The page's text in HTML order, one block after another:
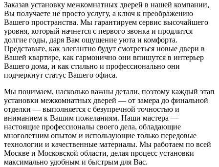
Заказав установку межкомнатных дверей в нашей компании,
Вы получаете не просто услугу, а ключ к преображению
Вашего пространства. Мы гарантируем сервис высочайшего
уровня, который начнется с первого звонка и продлится
долгие годы, даря Вам ощущение уюта и комфорта.
Представьте, как элегантно будут смотреться новые двери в
Вашей квартире, как гармонично они впишутся в интерьер
Вашего дома, и как стильно и профессионально они
подчеркнут статус Вашего офиса.
Мы понимаем, насколько важны детали, поэтому каждый этап
установки межкомнатных дверей — от замера до финальной
отделки — выполняется с безупречной точностью и
вниманием к Вашим пожеланиям. Наши мастера —
настоящие профессионалы своего дела, обладающие
многолетним опытом и использующие только передовые
технологии и качественные материалы. Мы работаем по всей
Москве и Московской области, делая процесс установки
максимально удобным и быстрым для Вас.